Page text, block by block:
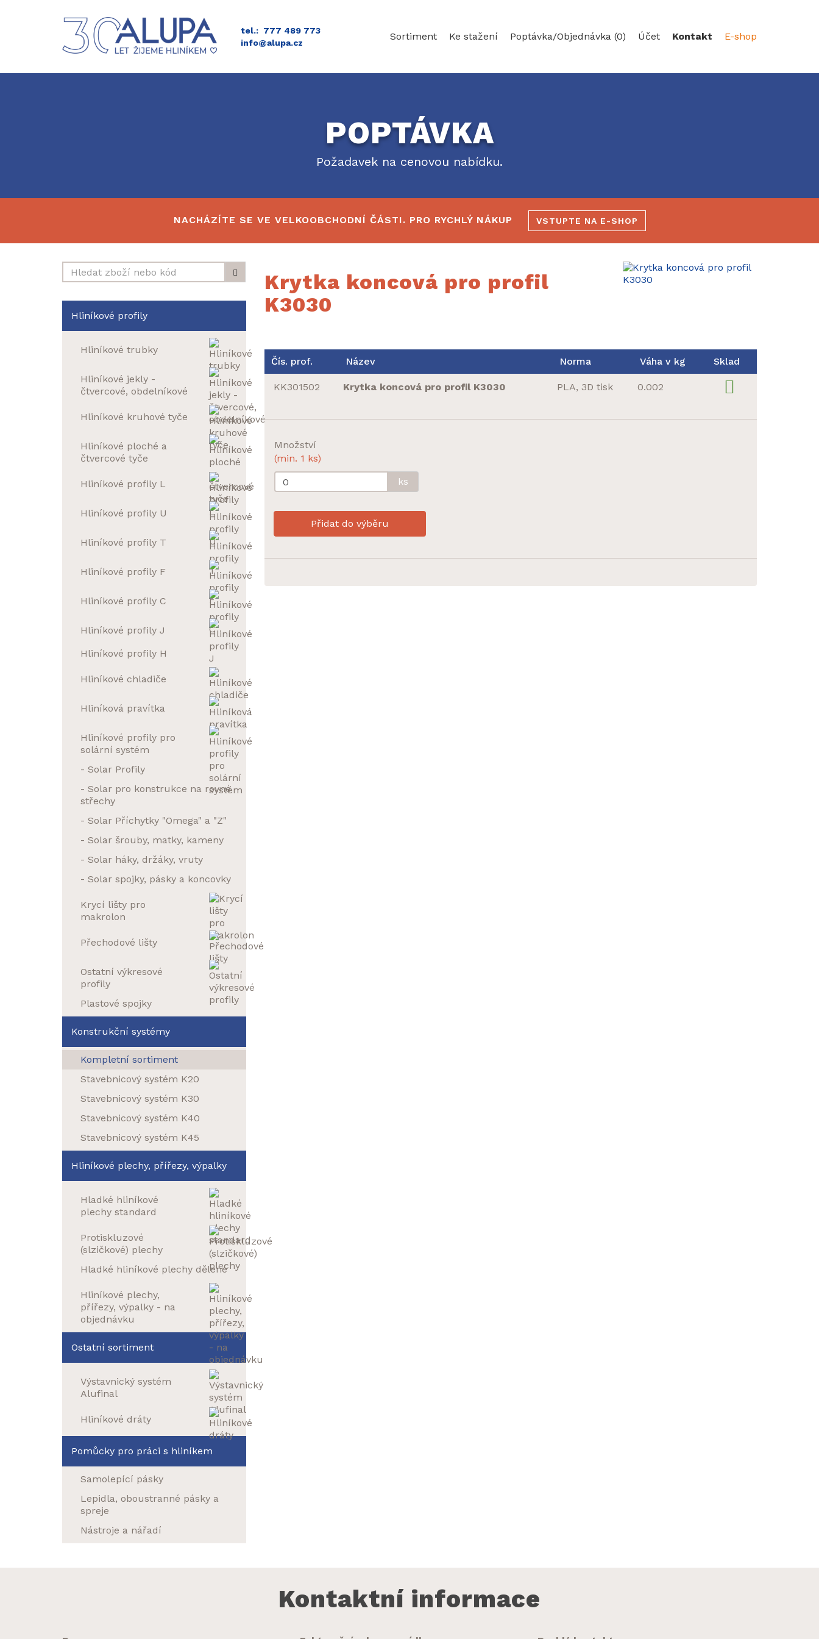
tel.: 777 489 773
info@alupa.cz
Sortiment Ke stažení Poptávka/Objednávka (0) Účet Kontakt E-shop
POPTÁVKA
Požadavek na cenovou nabídku.
NACHÁZÍTE SE VE VELKOOBCHODNÍ ČÁSTI. PRO RYCHLÝ NÁKUP VSTUPTE NA E-SHOP
Hliníkové profily
Hliníkové trubky
Hliníkové jekly -
čtvercové, obdelníkové
Hliníkové kruhové tyče
Hliníkové ploché a
čtvercové tyče
Hliníkové profily L
Hliníkové profily U
Hliníkové profily T
Hliníkové profily F
Hliníkové profily C
Hliníkové profily J
Hliníkové profily H
Hliníkové chladiče
Hliníková pravítka
Hliníkové profily pro
solární systém
- Solar Profily
- Solar pro konstrukce na rovné
střechy
- Solar Příchytky "Omega" a "Z"
- Solar šrouby, matky, kameny
- Solar háky, držáky, vruty
- Solar spojky, pásky a koncovky
Krycí lišty pro
makrolon
Přechodové lišty
Ostatní výkresové
profily
Plastové spojky
Konstrukční systémy
Kompletní sortiment
Stavebnicový systém K20
Stavebnicový systém K30
Stavebnicový systém K40
Stavebnicový systém K45
Hliníkové plechy, přířezy, výpalky
Hladké hliníkové
plechy standard
Protiskluzové
(slzičkové) plechy
Hladké hliníkové plechy dělené
Hliníkové plechy,
přířezy, výpalky - na
objednávku
Ostatní sortiment
Výstavnický systém
Alufinal
Hliníkové dráty
Pomůcky pro práci s hliníkem
Samolepící pásky
Lepidla, oboustranné pásky a
spreje
Nástroje a nářadí
Krytka koncová pro profil
K3030
Čís. prof. Název Norma Váha v kg Sklad
KK301502 Krytka koncová pro profil K3030 PLA, 3D tisk 0.002
Množství
(min. 1 ks)
ks
Přidat do výběru
Kontaktní informace